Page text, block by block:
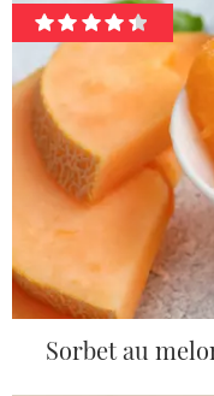
Sorbet au